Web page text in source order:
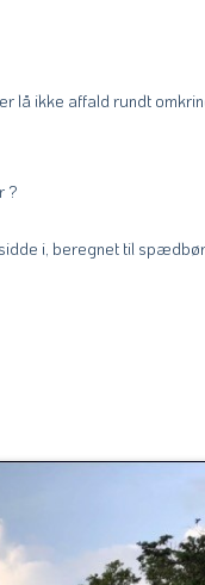
lå ikke affald rundt
?
i, beregnet til